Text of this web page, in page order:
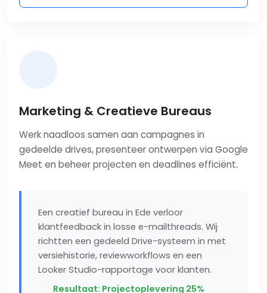
Marketing & Creatieve Bureaus
Werk naadloos samen aan campagnes in
gedeelde drives, presenteer ontwerpen via Google
Meet en beheer projecten en deadlines efficiënt.
Een creatief bureau in Ede verloor
klantfeedback in losse e-mailthreads. Wij
richtten een gedeeld Drive-systeem in met
versiehistorie, reviewworkflows en een
Looker Studio-rapportage voor klanten.
Resultaat: Projectoplevering 25%